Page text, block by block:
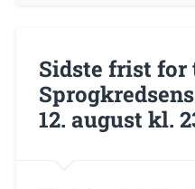
Sidste frist
12. august kl.